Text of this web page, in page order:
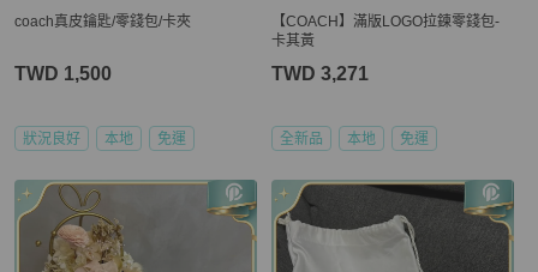
coach真皮鑰匙/零錢包/卡夾
TWD 1,500
狀況良好 本地 免運
【COACH】滿版LOGO拉鍊零錢包-
卡其黃
TWD 3,271
全新品 本地 免運